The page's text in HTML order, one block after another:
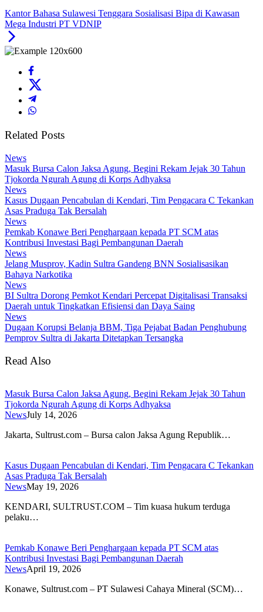
Kantor Bahasa Sulawesi Tenggara Sosialisasi Bipa di Kawasan
Mega Industri PT VDNIP
Related Posts
News
Masuk Bursa Calon Jaksa Agung, Begini Rekam Jejak 30 Tahun
Tjokorda Ngurah Agung di Korps Adhyaksa
News
Kasus Dugaan Pencabulan di Kendari, Tim Pengacara C Tekankan
Asas Praduga Tak Bersalah
News
Pemkab Konawe Beri Penghargaan kepada PT SCM atas
Kontribusi Investasi Bagi Pembangunan Daerah
News
Jelang Musprov, Kadin Sultra Gandeng BNN Sosialisasikan
Bahaya Narkotika
News
BI Sultra Dorong Pemkot Kendari Percepat Digitalisasi Transaksi
Daerah untuk Tingkatkan Efisiensi dan Daya Saing
News
Dugaan Korupsi Belanja BBM, Tiga Pejabat Badan Penghubung
Pemprov Sultra di Jakarta Ditetapkan Tersangka
Read Also
Masuk Bursa Calon Jaksa Agung, Begini Rekam Jejak 30 Tahun
Tjokorda Ngurah Agung di Korps Adhyaksa
NewsJuly 14, 2026
​Jakarta, Sultrust.com – Bursa calon Jaksa Agung Republik…
Kasus Dugaan Pencabulan di Kendari, Tim Pengacara C Tekankan
Asas Praduga Tak Bersalah
NewsMay 19, 2026
KENDARI, SULTRUST.COM – Tim kuasa hukum terduga
pelaku…
Pemkab Konawe Beri Penghargaan kepada PT SCM atas
Kontribusi Investasi Bagi Pembangunan Daerah
NewsApril 19, 2026
Konawe, Sultrust.com – PT Sulawesi Cahaya Mineral (SCM)…